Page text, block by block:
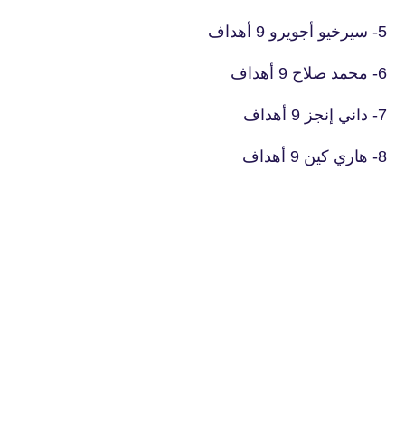
5- سيرخيو أجويرو 9 أهداف
6- محمد صلاح 9 أهداف
7- داني إنجز 9 أهداف
8- هاري كين 9 أهداف